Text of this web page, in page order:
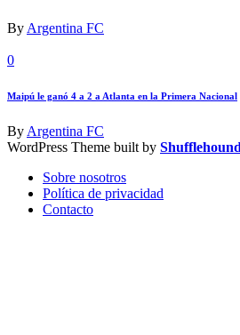
ByArgentina FC
0
Maipú le ganó 4 a 2 a Atlanta en la Primera Nacional
ByArgentina FC
WordPress Theme built by
Sobre nosotros
Política de privacidad
Contacto